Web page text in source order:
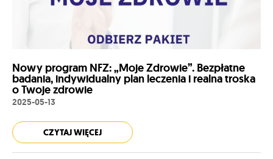
Nowy program NFZ: „Moje Zdrowie”. Bezpłatne
badania, indywidualny plan leczenia i realna troska
o Twoje zdrowie
2025-05-13
CZYTAJ WIĘCEJ